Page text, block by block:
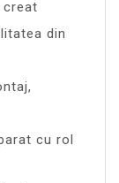
creat
din
cu rol